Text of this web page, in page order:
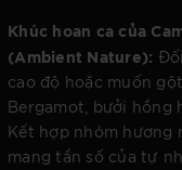
Khúc hoan ca của
(Ambient Nature):
cao độ hoặc muốn
Bergamot, bưởi hồng
Kết hợp nhóm hương
mang tần số của tự